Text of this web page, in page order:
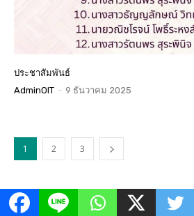
ประชาสัมพันธ์
AdminOIT - 9 ธันวาคม 2025
1 2 3
ข่าวเด่น